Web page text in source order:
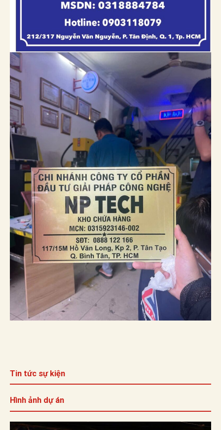
Tin tức sự kiện
Hình ảnh dự án